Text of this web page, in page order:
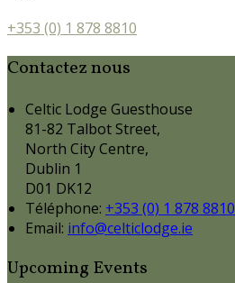
+353 (0) 1 878 8810
Contactez nous
Celtic Lodge Guesthouse
81-82 Talbot Street,
North City Centre,
Dublin 1
D01 DK12
Téléphone: +353 (0) 1 878 8810
Email: info@celticlodge.ie
Upcoming Events